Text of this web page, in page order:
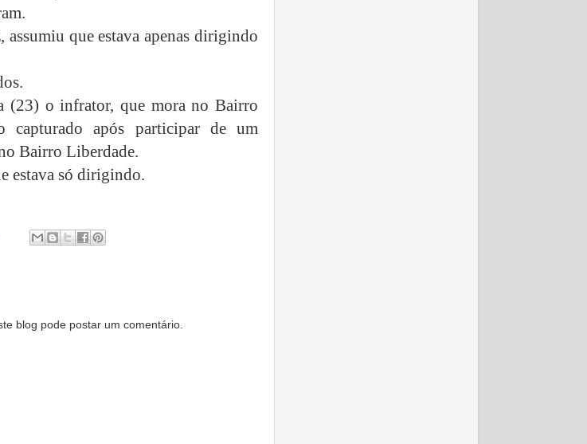
assumiu que estava apenas dirigindo
(23) o infrator, que mora no Bairro
capturado após participar de um
Bairro Liberdade.
estava só dirigindo.
blog pode postar um comentário.